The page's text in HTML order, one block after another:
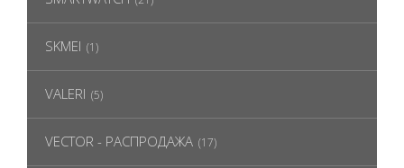
SKMEI (1)
VALERI (5)
VECTOR - РАСПРОДАЖА (17)